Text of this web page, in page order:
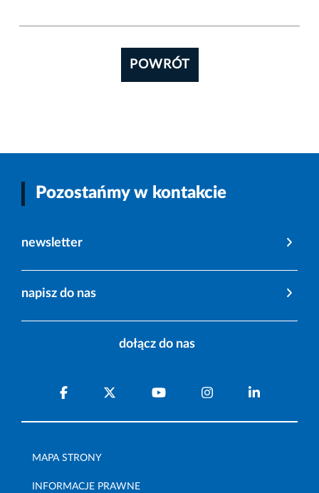
POWRÓT
Pozostańmy w kontakcie
newsletter
napisz do nas
dołącz do nas
MAPA STRONY
INFORMACJE PRAWNE